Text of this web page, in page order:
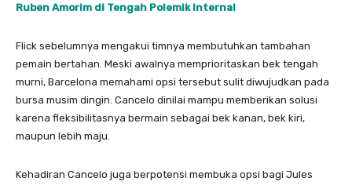
Ruben Amorim di Tengah Polemik Internal
Flick sebelumnya mengakui timnya membutuhkan tambahan
pemain bertahan. Meski awalnya memprioritaskan bek tengah
murni, Barcelona memahami opsi tersebut sulit diwujudkan pada
bursa musim dingin. Cancelo dinilai mampu memberikan solusi
karena fleksibilitasnya bermain sebagai bek kanan, bek kiri,
maupun lebih maju.
Kehadiran Cancelo juga berpotensi membuka opsi bagi Jules